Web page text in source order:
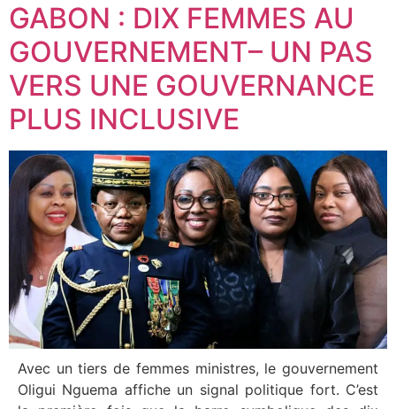
GABON : DIX FEMMES AU
GOUVERNEMENT– UN PAS
VERS UNE GOUVERNANCE
PLUS INCLUSIVE
Avec un tiers de femmes ministres, le gouvernement
Oligui Nguema affiche un signal politique fort. C’est